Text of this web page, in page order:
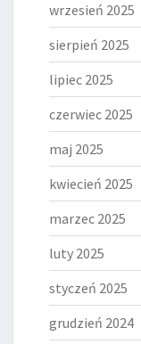
wrzesień 2025
sierpień 2025
lipiec 2025
czerwiec 2025
maj 2025
kwiecień 2025
marzec 2025
luty 2025
styczeń 2025
grudzień 2024